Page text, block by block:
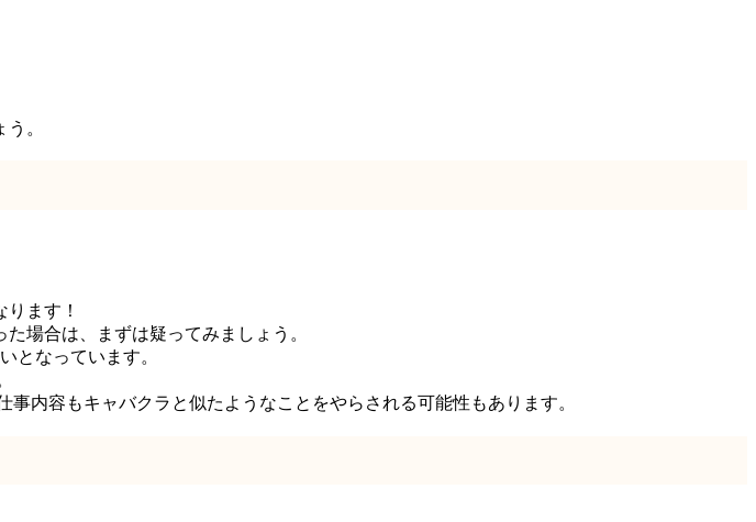
。
ます！
場合は、まずは疑ってみましょう。
となっています。
内容もキャバクラと似たようなことをやらされる可能性もあります。